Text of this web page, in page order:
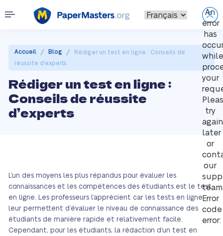
An
error
has
while
your
try
again
later
or
our
Error
code
error:
Accueil / Blog /
Rédiger un test en ligne : Conseils de
réussite d’experts
Rédiger un test en ligne :
Conseils de réussite
d’experts
L’un des moyens les plus répandus pour évaluer les
connaissances et les compétences des étudiants est le test
en ligne. Les professeurs l’apprécient car les tests en ligne
leur permettent d’évaluer le niveau de connaissance des
étudiants de manière rapide et relativement facile.
Cependant, pour les étudiants, la rédaction d’un test en